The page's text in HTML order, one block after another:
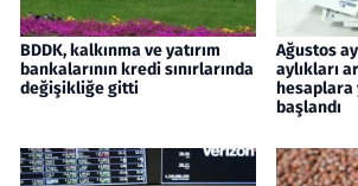
BDDK, kalkınma ve yatırım
bankalarının kredi sınırlarında
değişikliğe gitti
Ağustos
aylıkları
hesaplara
başlandı